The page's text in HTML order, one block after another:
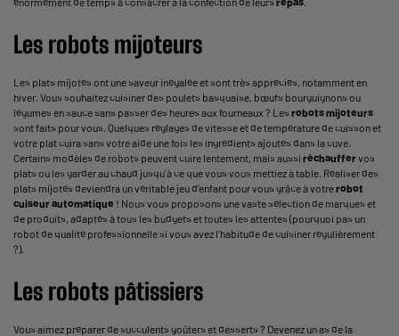
Les robots mijoteurs
Les plats mijotés ont une saveur inégalée et sont très appréciés, notamment en
hiver. Vous souhaitez cuisiner des poulets basquaise, bœufs bourguignons ou
légumes en sauce sans passer des heures aux fourneaux ? Les robots mijoteurs
sont faits pour vous. Quelques réglages de vitesse et de température de cuisson et
votre plat cuira sans votre aide une fois les ingrédients ajoutés dans la cuve.
Certains modèles de robots peuvent cuire lentement, mais aussi réchauffervos
plats ou les garder au chaud jusqu’à ce que vous vous mettiez à table. Réaliser des
plats mijotés deviendra un véritable jeu d’enfant pour vous grâce à votrerobot
cuiseur automatique ! Nous vous proposons une vaste sélection de marques et
de produits, adaptés à tous les budgets et toutes les attentes (pourquoi pas un
robot de qualité professionnelle si vous avez l’habitude de cuisiner régulièrement
?).
Les robots pâtissiers
Vous aimez préparer de succulents goûters et desserts ? Devenez un as de la